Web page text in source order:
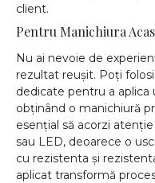
client.
Pentru Manichiura
Nu ai nevoie de
rezultat reușit. Poți
dedicate pentru a aplica
obținând o manichiură
esențial să acorzi
sau LED, deoarece o
cu rezistenta și
aplicat transformă